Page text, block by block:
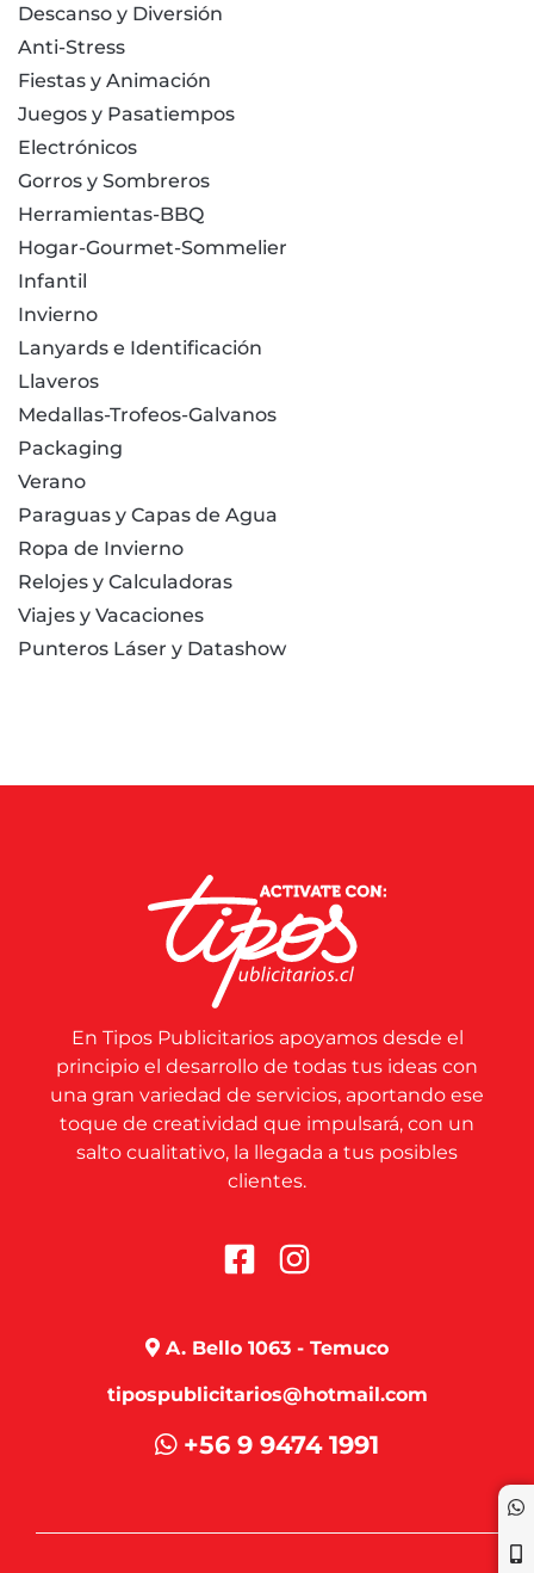
Descanso y Diversión
Anti-Stress
Fiestas y Animación
Juegos y Pasatiempos
Electrónicos
Gorros y Sombreros
Herramientas-BBQ
Hogar-Gourmet-Sommelier
Infantil
Invierno
Lanyards e Identificación
Llaveros
Medallas-Trofeos-Galvanos
Packaging
Verano
Paraguas y Capas de Agua
Ropa de Invierno
Relojes y Calculadoras
Viajes y Vacaciones
Punteros Láser y Datashow
En Tipos Publicitarios apoyamos desde el
principio el desarrollo de todas tus ideas con
una gran variedad de servicios, aportando ese
toque de creatividad que impulsará, con un
salto cualitativo, la llegada a tus posibles
clientes.
A. Bello 1063 - Temuco
tipospublicitarios@hotmail.com
+56 9 9474 1991